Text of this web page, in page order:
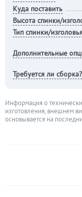
Куда поставить
Высота спинки/
Тип спинки/
Дополнительные
Требуется ли сборка?
Информация о
изготовления, внешнем
основывается на